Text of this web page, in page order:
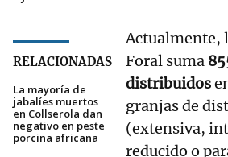
RELACIONADAS
La mayoría de
jabalíes muertos
en Collserola dan
negativo en peste
porcina africana
Actualmente,
Foral suma
distribuidos
granjas de
(extensiva,
reducido o